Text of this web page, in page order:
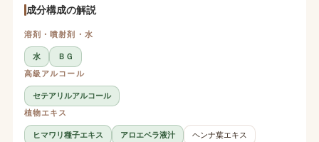
成分構成の解説
溶剤・噴射剤・水
水
ＢＧ
高級アルコール
セテアリルアルコール
植物エキス
ヒマワリ種子エキス アロエベラ液汁
ヘンナ葉エキス